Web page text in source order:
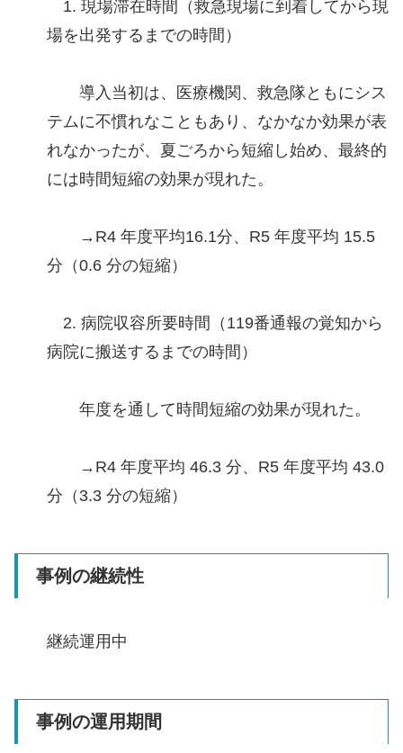
1. 現場滞在時間（救急現場に到着してから現
場を出発するまでの時間）
導入当初は、医療機関、救急隊ともにシス
テムに不慣れなこともあり、なかなか効果が表
れなかったが、夏ごろから短縮し始め、最終的
には時間短縮の効果が現れた。
→R4 年度平均16.1分、R5 年度平均 15.5
分（0.6 分の短縮）
2. 病院収容所要時間（119番通報の覚知から
病院に搬送するまでの時間）
年度を通して時間短縮の効果が現れた。
→R4 年度平均 46.3 分、R5 年度平均 43.0
分（3.3 分の短縮）
事例の継続性
継続運用中
事例の運用期間